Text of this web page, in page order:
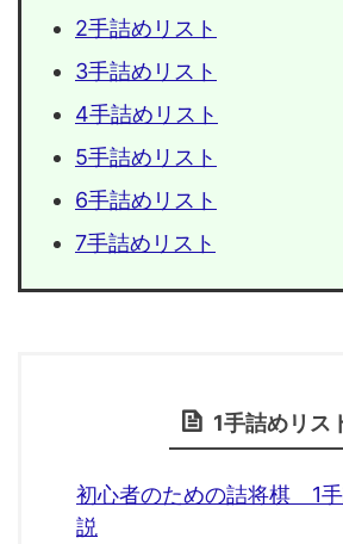
2手詰めリスト
3手詰めリスト
4手詰めリスト
5手詰めリスト
6手詰めリスト
7手詰めリスト
1手詰めリス
初心者のための詰将棋 1
説